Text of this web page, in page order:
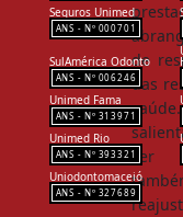
de
das
ser
Seguros Unimed
000701
SulAmérica Odonto
006246
Unimed Fama
313971
Unimed Rio
393321
Uniodontomaceió
327689